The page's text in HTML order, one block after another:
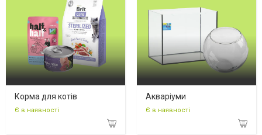
Корма для котів
Є в наявності
Акваріуми
Є в наявності